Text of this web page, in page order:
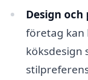
Design
företag kan
köksdesign